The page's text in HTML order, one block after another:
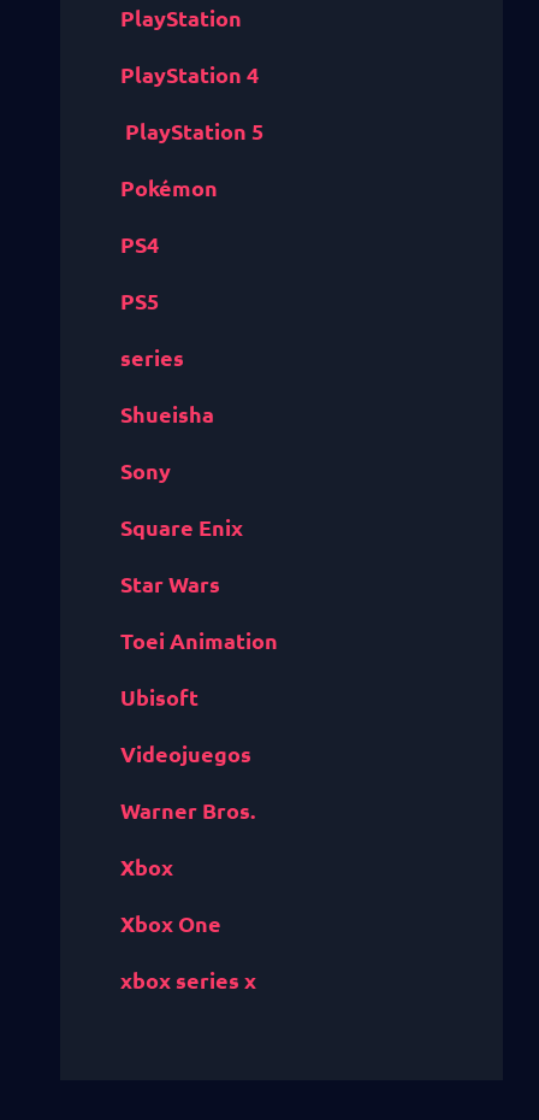
PlayStation
PlayStation 4
PlayStation 5
Pokémon
PS4
PS5
series
Shueisha
Sony
Square Enix
Star Wars
Toei Animation
Ubisoft
Videojuegos
Warner Bros.
Xbox
Xbox One
xbox series x